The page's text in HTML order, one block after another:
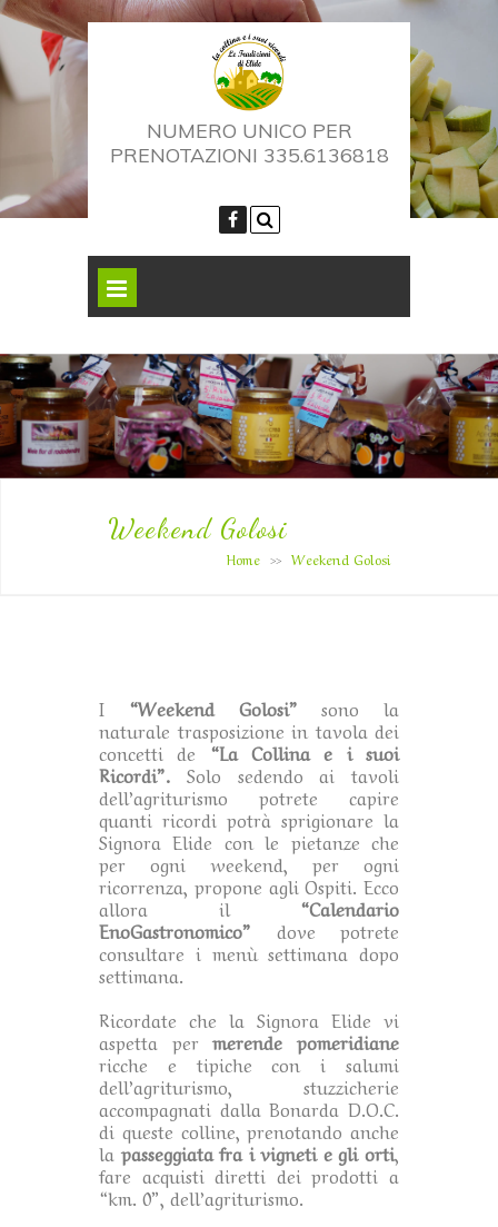
NUMERO UNICO PER
PRENOTAZIONI 335.6136818
Weekend Golosi
Home >> Weekend Golosi
I “Weekend Golosi”sono la
naturale trasposizione in tavola dei
concetti de “La Collina e i suoi
Ricordi”. Solo sedendo ai tavoli
dell’agriturismo potrete capire
quanti ricordi potrà sprigionare la
Signora Elide con le pietanze che
per ogni weekend, per ogni
ricorrenza, propone agli Ospiti. Ecco
allora il “Calendario
EnoGastronomico” dove potrete
consultare i menù settimana dopo
settimana.
Ricordate che la Signora Elide vi
aspetta permerende pomeridiane
ricche e tipiche con i salumi
dell’agriturismo, stuzzicherie
accompagnati dalla Bonarda D.O.C.
di queste colline, prenotando anche
la passeggiata fra i vigneti e gli orti,
fare acquisti diretti dei prodotti a
“km. 0”, dell’agriturismo.